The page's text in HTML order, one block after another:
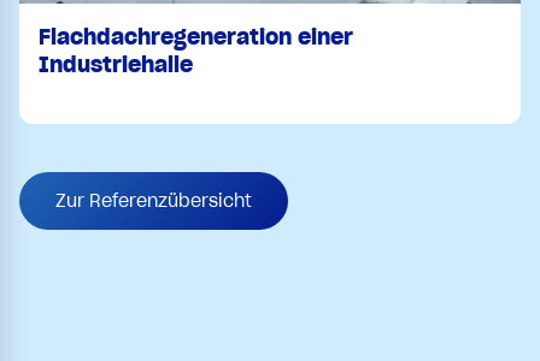
Flachdachregeneration einer
Industriehalle
Zur Referenzübersicht